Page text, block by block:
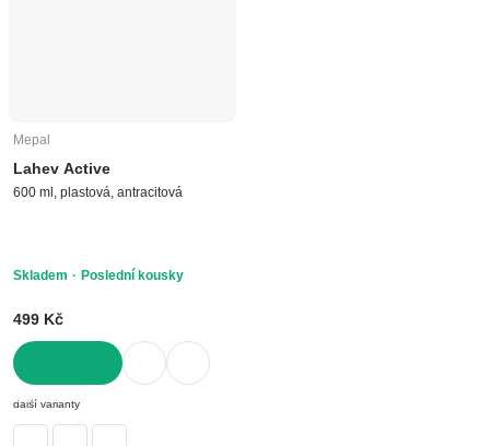
Mepal
Lahev Active
600 ml, plastová, antracitová
Skladem Poslední kousky
499 Kč
DO KOŠÍKU
další varianty